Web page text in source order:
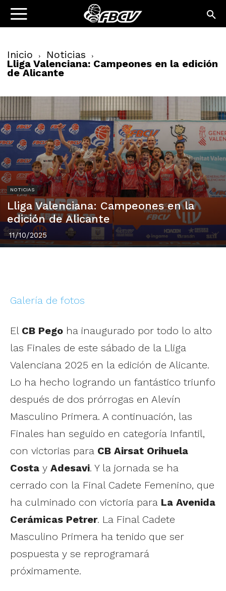
Inicio Noticias
Lliga Valenciana: Campeones en la edición
de Alicante
NOTICIAS
Lliga Valenciana: Campeones en la
edición de Alicante
11/10/2025
Galería de fotos
El CB Pego ha inaugurado por todo lo alto
las Finales de este sábado de la Lliga
Valenciana 2025 en la edición de Alicante.
Lo ha hecho logrando un fantástico triunfo
después de dos prórrogas en Alevín
Masculino Primera. A continuación, las
Finales han seguido en categoría Infantil,
con victorias para CB Airsat Orihuela
Costa y Adesavi. Y la jornada se ha
cerrado con la Final Cadete Femenino, que
ha culminado con victoria para La Avenida
Cerámicas Petrer. La Final Cadete
Masculino Primera ha tenido que ser
pospuesta y se reprogramará
próximamente.